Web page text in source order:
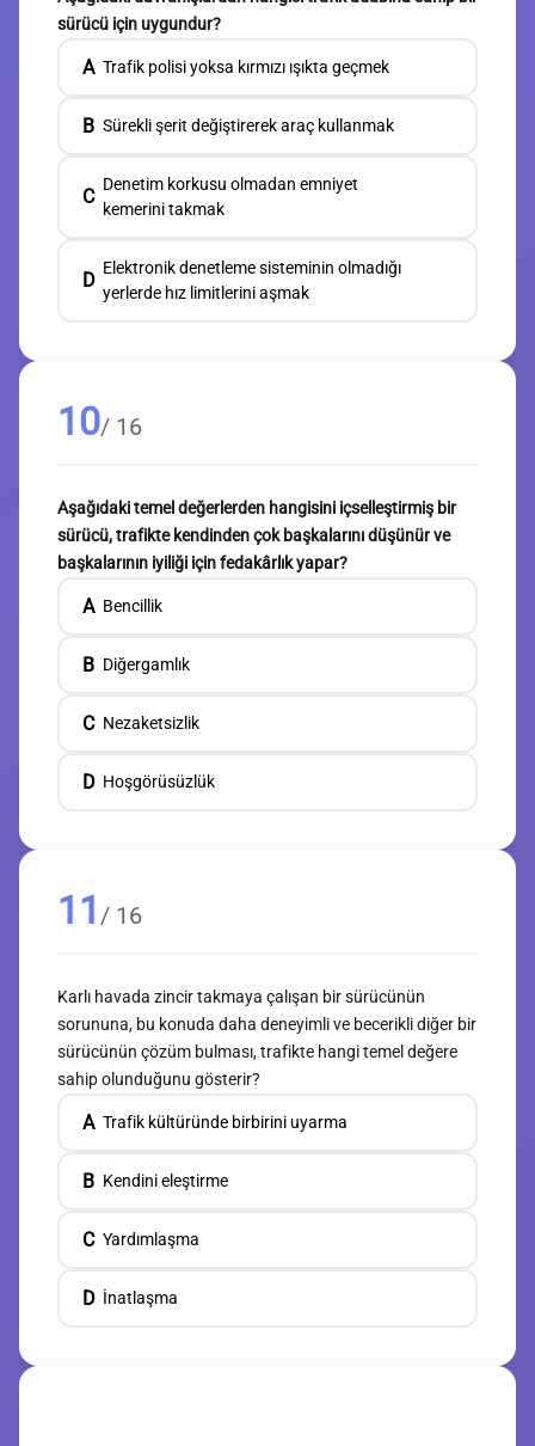
sürücü için uygundur?
A Trafik polisi yoksa kırmızı ışıkta geçmek
B Sürekli şerit değiştirerek araç kullanmak
C
Denetim korkusu olmadan emniyet
kemerini takmak
D
Elektronik denetleme sisteminin olmadığı
yerlerde hız limitlerini aşmak
10/ 16
Aşağıdaki temel değerlerden hangisini içselleştirmiş bir
sürücü, trafikte kendinden çok başkalarını düşünür ve
başkalarının iyiliği için fedakârlık yapar?
A Bencillik
B Diğergamlık
C Nezaketsizlik
D Hoşgörüsüzlük
11 / 16
Karlı havada zincir takmaya çalışan bir sürücünün
sorununa, bu konuda daha deneyimli ve becerikli diğer bir
sürücünün çözüm bulması, trafikte hangi temel değere
sahip olunduğunu gösterir?
A Trafik kültüründe birbirini uyarma
B Kendini eleştirme
C Yardımlaşma
D İnatlaşma